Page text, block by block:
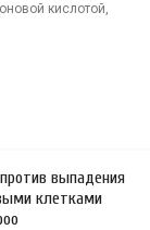
кислотой,
выпадения
клетками